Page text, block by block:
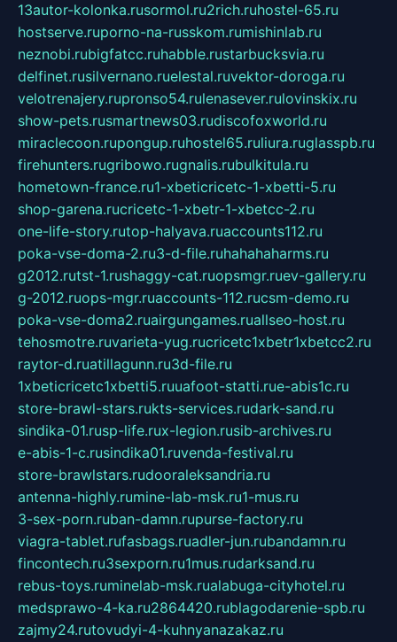
13autor-kolonka.rusormol.ru2rich.ruhostel-65.ru
hostserve.ruporno-na-russkom.rumishinlab.ru
neznobi.rubigfatcc.ruhabble.rustarbucksvia.ru
delfinet.rusilvernano.ruelestal.ruvektor-doroga.ru
velotrenajery.rupronso54.rulenasever.rulovinskix.ru
show-pets.rusmartnews03.rudiscofoxworld.ru
miraclecoon.rupongup.ruhostel65.ruliura.ruglasspb.ru
firehunters.rugribowo.rugnalis.rubulkitula.ru
hometown-france.ru1-xbeticricetc-1-xbetti-5.ru
shop-garena.rucricetc-1-xbetr-1-xbetcc-2.ru
one-life-story.rutop-halyava.ruaccounts112.ru
poka-vse-doma-2.ru3-d-file.ruhahahaharms.ru
g2012.rutst-1.rushaggy-cat.ruopsmgr.ruev-gallery.ru
g-2012.ruops-mgr.ruaccounts-112.rucsm-demo.ru
poka-vse-doma2.ruairgungames.ruallseo-host.ru
tehosmotre.ruvarieta-yug.rucricetc1xbetr1xbetcc2.ru
raytor-d.ruatillagunn.ru3d-file.ru
1xbeticricetc1xbetti5.ruuafoot-statti.rue-abis1c.ru
store-brawl-stars.rukts-services.rudark-sand.ru
sindika-01.rusp-life.rux-legion.rusib-archives.ru
e-abis-1-c.rusindika01.ruvenda-festival.ru
store-brawlstars.rudooraleksandria.ru
antenna-highly.rumine-lab-msk.ru1-mus.ru
3-sex-porn.ruban-damn.rupurse-factory.ru
viagra-tablet.rufasbags.ruadler-jun.rubandamn.ru
fincontech.ru3sexporn.ru1mus.rudarksand.ru
rebus-toys.ruminelab-msk.rualabuga-cityhotel.ru
medsprawo-4-ka.ru2864420.rublagodarenie-spb.ru
zajmy24.rutovudyi-4-kuhnyanazakaz.ru